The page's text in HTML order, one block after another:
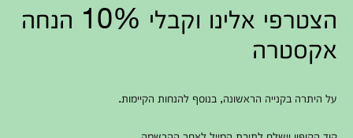
skincare routine?
A serum is lightweight and fast-absorbing, so apply it on
clean skin — after cleansing (and toning, if you use a
ingredients absorb fully. If you’re using it in the morning,
הצטרפי אלינו וקבלי 10% הנחה
אקסטרה
על היתרה בקנייה הראשונה, בנוסף להנחות הקיימות.